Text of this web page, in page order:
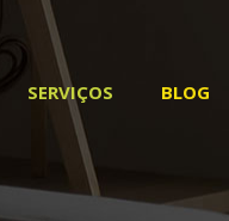
SERVIÇOS BLOG